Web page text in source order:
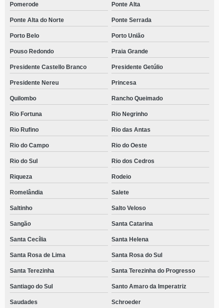
Pomerode Ponte Alta
Ponte Alta do Norte Ponte Serrada
Porto Belo Porto União
Pouso Redondo Praia Grande
Presidente Castello Branco Presidente Getúlio
Presidente Nereu Princesa
Quilombo Rancho Queimado
Rio Fortuna Rio Negrinho
Rio Rufino Rio das Antas
Rio do Campo Rio do Oeste
Rio do Sul Rio dos Cedros
Riqueza Rodeio
Romelândia Salete
Saltinho Salto Veloso
Sangão Santa Catarina
Santa Cecília Santa Helena
Santa Rosa de Lima Santa Rosa do Sul
Santa Terezinha Santa Terezinha do Progresso
Santiago do Sul Santo Amaro da Imperatriz
Saudades Schroeder